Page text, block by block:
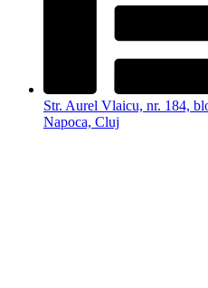
Str. Aurel Vlaicu, nr. 184,
Napoca, Cluj